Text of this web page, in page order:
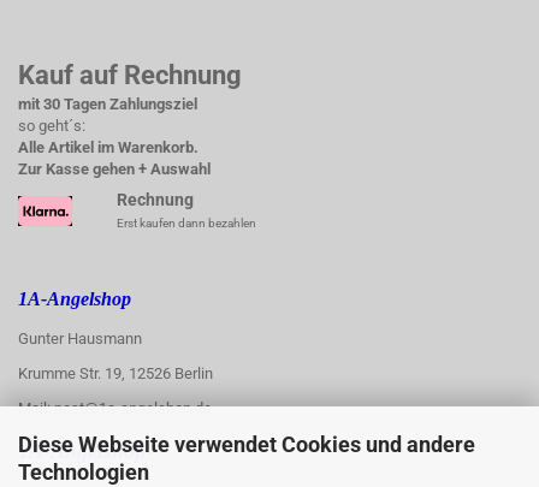
Diese Webseite verwendet Cookies und andere
Technologien
Kauf auf Rechnung
mit 30 Tagen Zahlungsziel
so geht´s:
Alle Artikel im Warenkorb.
Zur Kasse gehen + Auswahl
Rechnung
Erst kaufen dann bezahlen
1A-Angelshop
Gunter Hausmann
Krumme Str. 19, 12526 Berlin
Mail: post@1a-angelshop.de
1A-Angelshop-